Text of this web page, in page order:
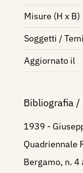
Misure (H x B)
Soggetti / Temi
Aggiornato il
Bibliografia /
1939 -
Quadriennale
Bergamo, n.